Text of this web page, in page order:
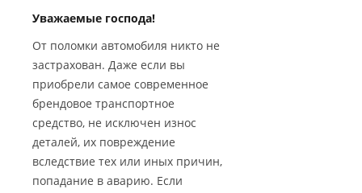
Уважаемые господа!
От поломки автомобиля никто не
застрахован. Даже если вы
приобрели самое современное
брендовое транспортное
средство, не исключен износ
деталей, их повреждение
вследствие тех или иных причин,
попадание в аварию. Если